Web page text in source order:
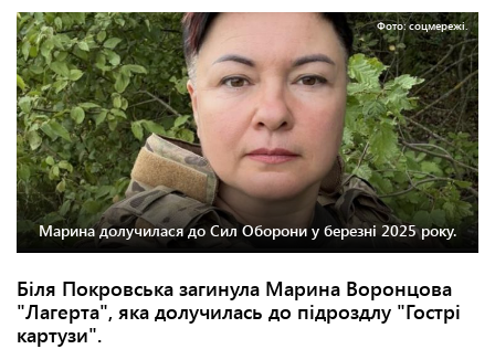
Фото: соцмережі.
Марина долучилася до Сил Оборони у березні 2025 року.
Біля Покровська загинула Марина Воронцова
"Лагерта", яка долучилась до підроздлу "Гострі
картузи".